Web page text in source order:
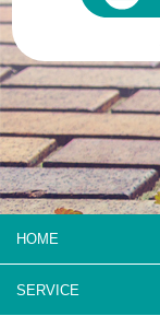
HOME
SERVICE